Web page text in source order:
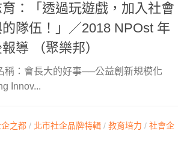
：「透過玩遊戲，加入社會
隊伍！」／2018 NPOst 年
導 （聚樂邦）
稱：會長大的好事──公益創新規模化
Innov...
之都 / 北市社企品牌特輯 / 教育培力 / 社會企